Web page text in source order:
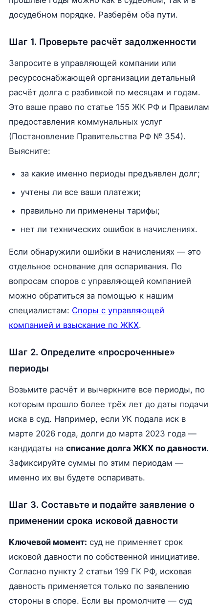
досудебном порядке. Разберём оба пути.
Шаг 1. Проверьте расчёт задолженности
Запросите в управляющей компании или
ресурсоснабжающей организации детальный
расчёт долга с разбивкой по месяцам и годам.
Это ваше право по статье 155 ЖК РФ и Правилам
предоставления коммунальных услуг
(Постановление Правительства РФ № 354).
Выясните:
за какие именно периоды предъявлен долг;
учтены ли все ваши платежи;
правильно ли применены тарифы;
нет ли технических ошибок в начислениях.
Если обнаружили ошибки в начислениях — это
отдельное основание для оспаривания. По
вопросам споров с управляющей компанией
можно обратиться за помощью к нашим
специалистам: Споры с управляющей
компанией и взыскание по ЖКХ.
Шаг 2. Определите «просроченные»
периоды
Возьмите расчёт и вычеркните все периоды, по
которым прошло более трёх лет до даты подачи
иска в суд. Например, если УК подала иск в
марте 2026 года, долги до марта 2023 года —
кандидаты на списание долга ЖКХ по давности.
Зафиксируйте суммы по этим периодам —
именно их вы будете оспаривать.
Шаг 3. Составьте и подайте заявление о
применении срока исковой давности
Ключевой момент: суд не применяет срок
исковой давности по собственной инициативе.
Согласно пункту 2 статьи 199 ГК РФ, исковая
давность применяется только по заявлению
стороны в споре. Если вы промолчите — суд